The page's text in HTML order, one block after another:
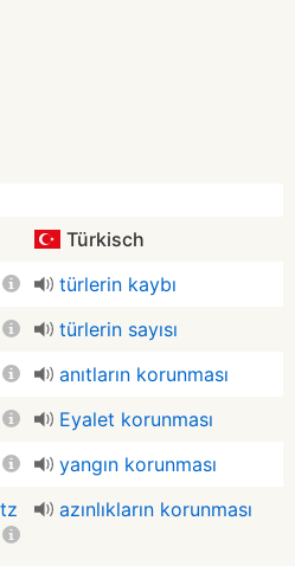
Türkisch
türlerin kaybı
türlerin sayısı
anıtların korunması
Eyalet korunması
yangın korunması
azınlıkların korunması